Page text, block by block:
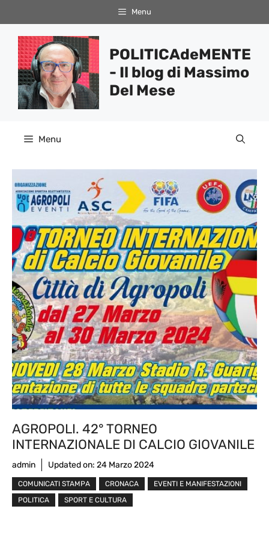
al
contenuto
Menu
POLITICAdeMENTE
- Il blog di Massimo
Del Mese
Menu
AGROPOLI. 42° TORNEO
INTERNAZIONALE DI CALCIO GIOVANILE
admin Updated on: 24 Marzo 2024
COMUNICATI STAMPA CRONACA
EVENTI E MANIFESTAZIONI
POLITICA
SPORT E CULTURA